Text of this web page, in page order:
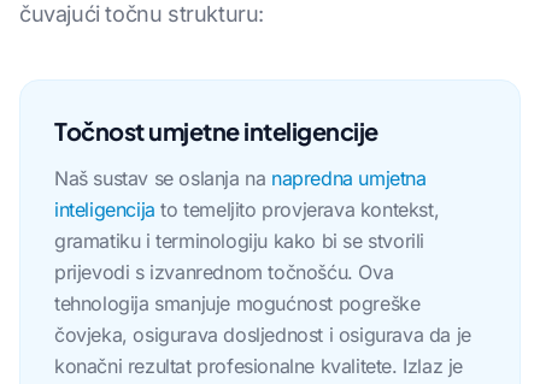
čuvajući točnu strukturu:
Točnost umjetne inteligencije
Naš sustav se oslanja na napredna umjetna
inteligencija to temeljito provjerava kontekst,
gramatiku i terminologiju kako bi se stvorili
prijevodi s izvanrednom točnošću. Ova
tehnologija smanjuje mogućnost pogreške
čovjeka, osigurava dosljednost i osigurava da je
konačni rezultat profesionalne kvalitete. Izlaz je